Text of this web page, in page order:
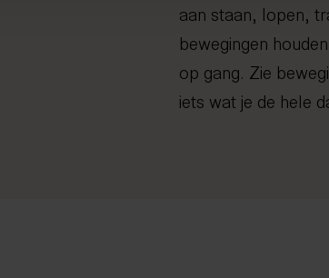
aan staan, lopen,
bewegingen
op gang. Zie
iets wat je de hele